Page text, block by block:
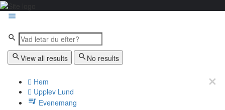
View all results No results
Hem
Upplev Lund
Evenemang